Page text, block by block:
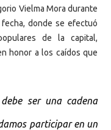
Vielma Mora durante
donde se efectuó
de la capital,
honor a los caídos que
ser una cadena
participar en un